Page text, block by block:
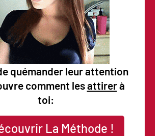
quémander leur attention
comment lesattirerà
toi:
La Méthode !